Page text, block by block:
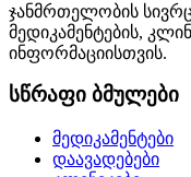
ჯანმრთელობის
მედიკამენტების,
ინფორმაციისთვის.
სწრაფი ბმულები
მედიკამენტები
დაავადებები